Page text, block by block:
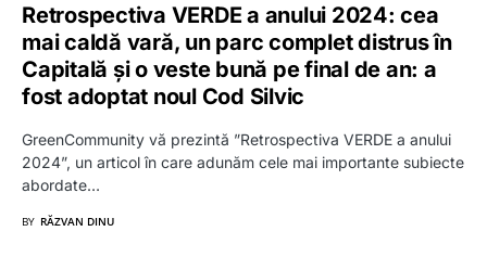
Retrospectiva VERDE a anului 2024: cea
mai caldă vară, un parc complet distrus în
Capitală și o veste bună pe final de an: a
fost adoptat noul Cod Silvic
GreenCommunity vă prezintă ”Retrospectiva VERDE a anului
2024”, un articol în care adunăm cele mai importante subiecte
abordate…
BY RĂZVAN DINU